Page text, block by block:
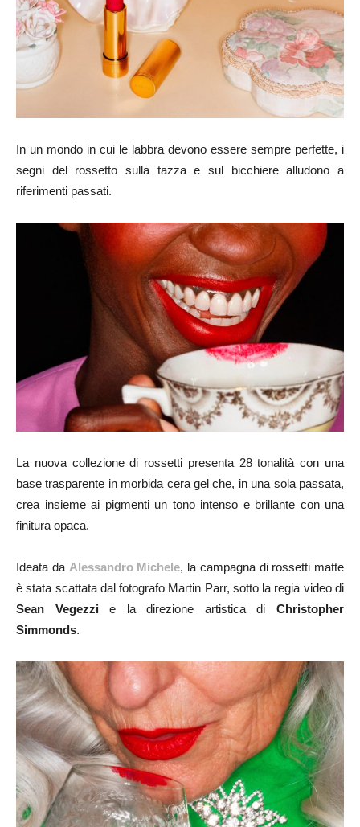
In un mondo in cui le labbra devono essere sempre perfette, i
segni del rossetto sulla tazza e sul bicchiere alludono a
riferimenti passati.
La nuova collezione di rossetti presenta 28 tonalità con una
base trasparente in morbida cera gel che, in una sola passata,
crea insieme ai pigmenti un tono intenso e brillante con una
finitura opaca.
Ideata da Alessandro Michele, la campagna di rossetti matte
è stata scattata dal fotografo Martin Parr, sotto la regia video di
Sean Vegezzie la direzione artistica diChristopher
Simmonds.